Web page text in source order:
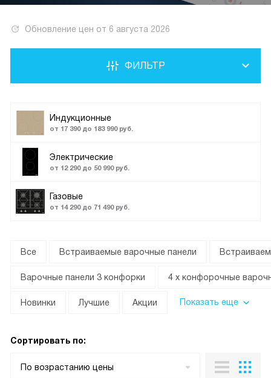
Обновление цен от 6 августа 2026
Индукционные
от 17 390 до 183 990 руб.
Электрические
от 12 290 до 50 990 руб.
Газовые
от 14 290 до 71 490 руб.
ФИЛЬТР
Все Встраиваемые варочные панели
Варочные панели 3 конфорки 4 х конфорочные
Новинки Лучшие Акции Показать еще
Сортировать по:
По возрастанию цены